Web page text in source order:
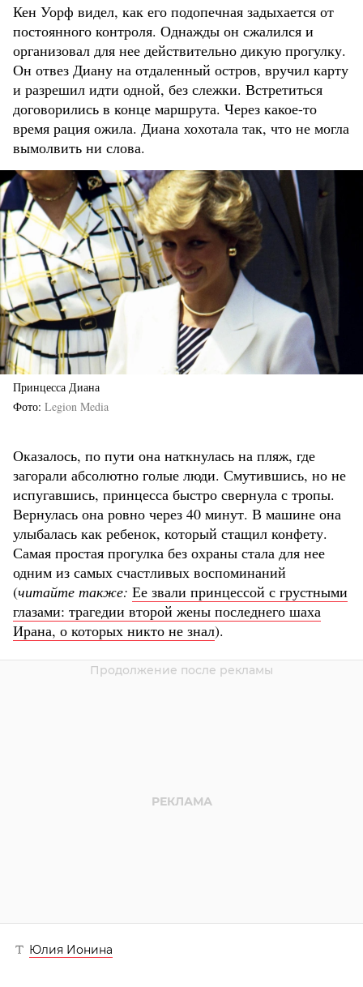
Кен Уорф видел, как его подопечная задыхается от
постоянного контроля. Однажды он сжалился и
организовал для нее действительно дикую прогулку.
Он отвез Диану на отдаленный остров, вручил карту
и разрешил идти одной, без слежки. Встретиться
договорились в конце маршрута. Через какое-то
время рация ожила. Диана хохотала так, что не могла
вымолвить ни слова.
Принцесса Диана
Фото Legion Media
Оказалось, по пути она наткнулась на пляж, где
загорали абсолютно голые люди. Смутившись, но не
испугавшись, принцесса быстро свернула с тропы.
Вернулась она ровно через 40 минут. В машине она
улыбалась как ребенок, который стащил конфету.
Самая простая прогулка без охраны стала для нее
одним из самых счастливых воспоминаний
(читайте также: Ее звали принцессой с грустными
глазами: трагедии второй жены последнего шаха
Ирана, о которых никто не знал).
Юлия Ионина